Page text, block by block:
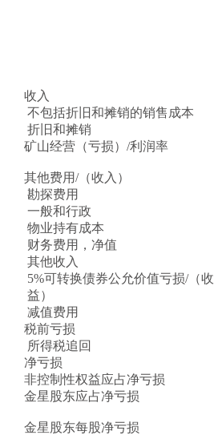
收入
不包括折旧和摊销的销售成本
折旧和摊销
矿山经营（亏损）/利润率
其他费用/（收入）
勘探费用
一般和行政
物业持有成本
财务费用，净值
其他收入
5%可转换债券公允价值亏损/（收
益）
减值费用
税前亏损
所得税追回
净亏损
非控制性权益应占净亏损
金星股东应占净亏损
金星股东每股净亏损